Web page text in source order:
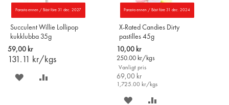
Parasta ennen / Bäst före 31 dec. 2027
Succulent Willie Lollipop
kukklubba 35g
59,00 kr
131.11 kr/kgs
SPARA
Parasta ennen / Bäst före 31 dec. 2024
X-Rated Candies Dirty
pastilles 45g
Special
Price
10,00 kr
250.00 kr/kgs
Vanligt pris
69,00 kr
1,725.00 kr/kgs
SPARA